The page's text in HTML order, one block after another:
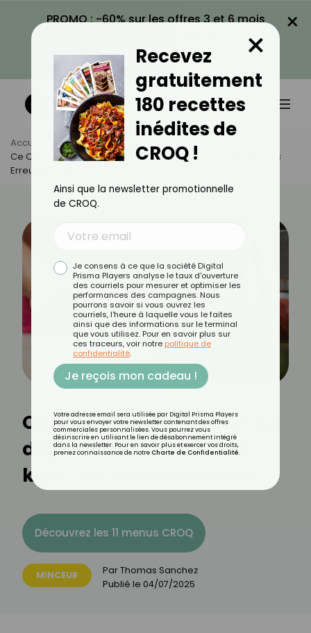
PROMO : -60% sur les offres 3 et 6 mois
VOIR LA PROMO
×
Accueil Actus
Minceur
Ce Qu’il Faut Supprimer Au Déjeuner Pour Perdre 3 Kilos : Les
Erreurs À Éviter
Ce qu’il faut supprimer au
déjeuner pour perdre 3
kilos : les erreurs à éviter
Découvrez les 11 menus CROQ
MINCEUR ParThomas Sanchez
Publié le 04/07/2025
Recevez
gratuitement
180 recettes
inédites de
CROQ !
×
Ainsi que la newsletter promotionnelle
de CROQ.
Je consens à ce que la société Digital
Prisma Players analyse le taux d'ouverture
des courriels pour mesurer et optimiser les
performances des campagnes. Nous
pourrons savoir si vous ouvrez les
courriels, l'heure à laquelle vous le faites
ainsi que des informations sur le terminal
que vous utilisez. Pour en savoir plus sur
ces traceurs, voir notre politique de
confidentialité.
Je reçois mon cadeau !
Votre adresse email sera utilisée par Digital Prisma Players
pour vous envoyer votre newsletter contenant des offres
commerciales personnalisées. Vous pourrez vous
désinscrire en utilisant le lien de désabonnement intégré
dans la newsletter. Pour en savoir plus et exercer vos droits,
prenez connaissance de notre Charte de Confidentialité.